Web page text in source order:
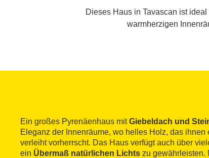
Dieses Haus in Tavascan ist
warmherzigen
Ein großes Pyrenäenhaus mitGiebeldach und
Eleganz der Innenräume, wo helles Holz, das ihnen
verleiht vorherrscht. Das Haus verfügt auch über
ein Übermaß natürlichen Lichts zu gewährleisten.